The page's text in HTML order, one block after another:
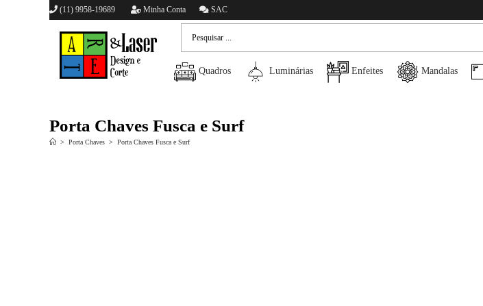
(11) 9958-19689 Minha Conta SAC
Quadros Luminárias Enfeites Mandalas
Porta Chaves Fusca e Surf
> Porta Chaves > Porta Chaves Fusca e Surf